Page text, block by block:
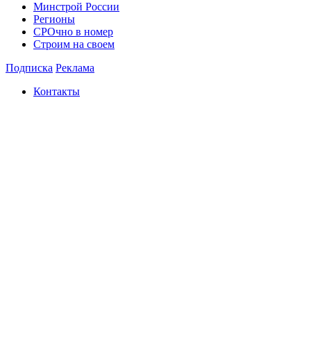
Минстрой России
Регионы
СРОчно в номер
Строим на своем
Подписка Реклама
Контакты